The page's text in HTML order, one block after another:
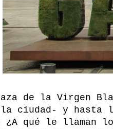
de la Virgen
la ciudad- y hasta
¿A qué le llaman